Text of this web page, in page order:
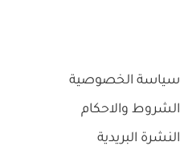
سياسة الخصوصية
الشروط والاحكام
النشرة البريدية